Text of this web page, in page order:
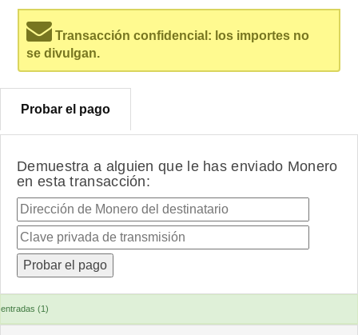
Transacción confidencial: los importes no
se divulgan.
Probar el pago
Demuestra a alguien que le has enviado Monero
en esta transacción:
entradas (1)